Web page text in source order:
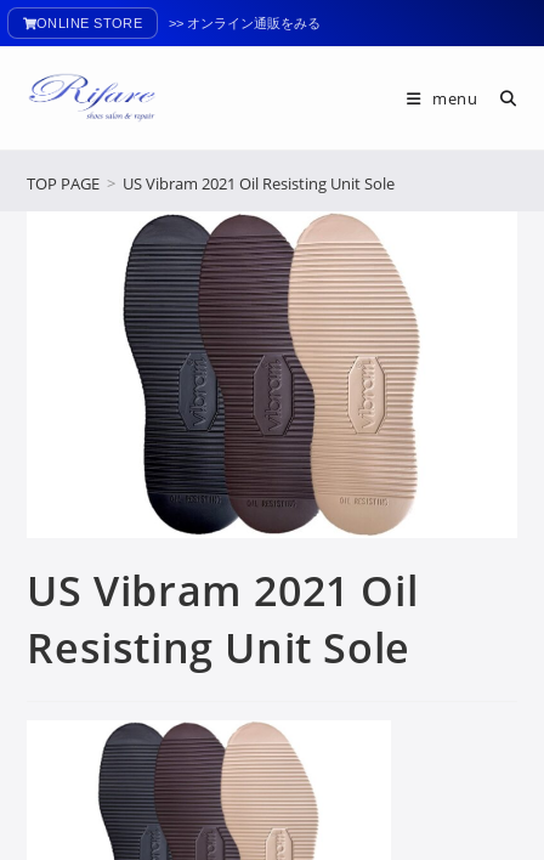
ONLINE STORE >> オンライン通販をみる
menu
TOP PAGE > US Vibram 2021 Oil Resisting Unit Sole
US Vibram 2021 Oil
Resisting Unit Sole